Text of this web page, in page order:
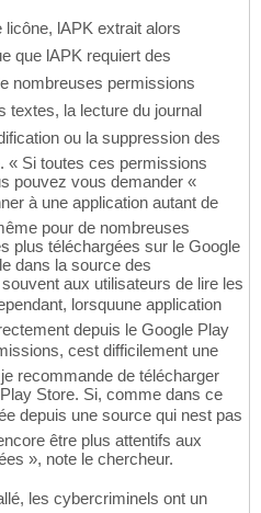
lAPK extrait alors
que lAPK requiert des
nombreuses permissions
textes, la lecture du journal
ou la suppression des
« Si toutes ces permissions
pouvez vous demander «
à une application autant de
pour de nombreuses
plus téléchargées sur le Google
dans la source des
aux utilisateurs de lire les
lorsquune application
depuis le Google Play
cest difficilement une
recommande de télécharger
Store. Si, comme dans ce
depuis une source qui nest pas
être plus attentifs aux
», note le chercheur.
les cybercriminels ont un